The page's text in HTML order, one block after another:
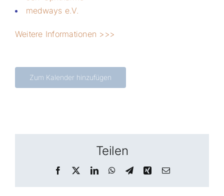
medways e.V.
Weitere Informationen >>>
Zum Kalender hinzufügen
Teilen
Facebook LinkedInWhatsApp
Telegram
Xing E-